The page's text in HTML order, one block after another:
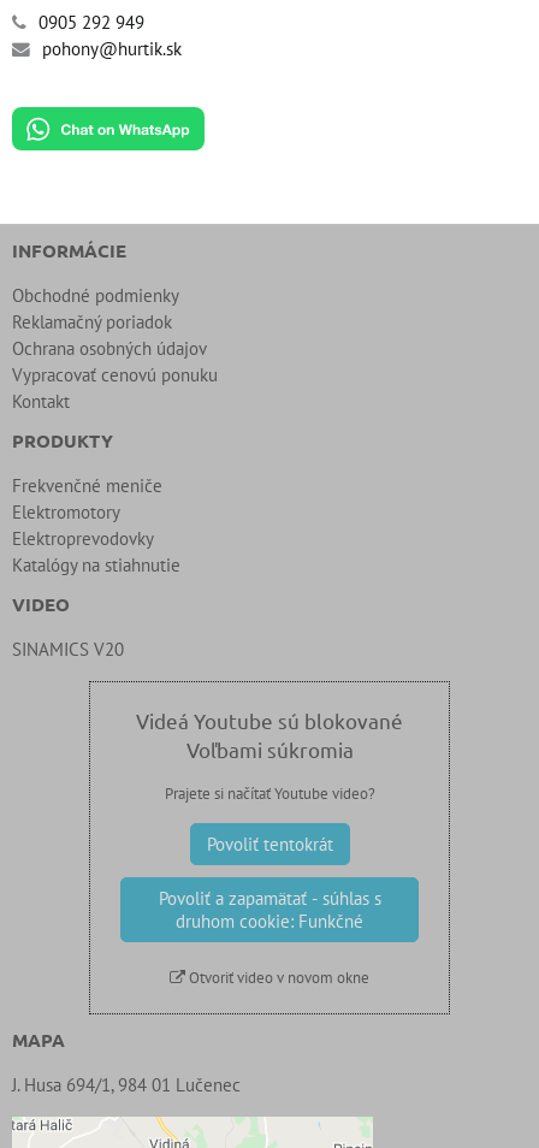
0905 292 949
pohony@hurtik.sk
INFORMÁCIE
Obchodné podmienky
Reklamačný poriadok
Ochrana osobných údajov
Vypracovať cenovú ponuku
Kontakt
PRODUKTY
Frekvenčné meniče
Elektromotory
Elektroprevodovky
Katalógy na stiahnutie
VIDEO
SINAMICS V20
Videá Youtube sú blokované
Voľbami súkromia
Prajete si načítať Youtube video?
Povoliť tentokrát
Povoliť a zapamätať - súhlas s
druhom cookie: Funkčné
Otvoriť video v novom okne
MAPA
J. Husa 694/1, 984 01 Lučenec